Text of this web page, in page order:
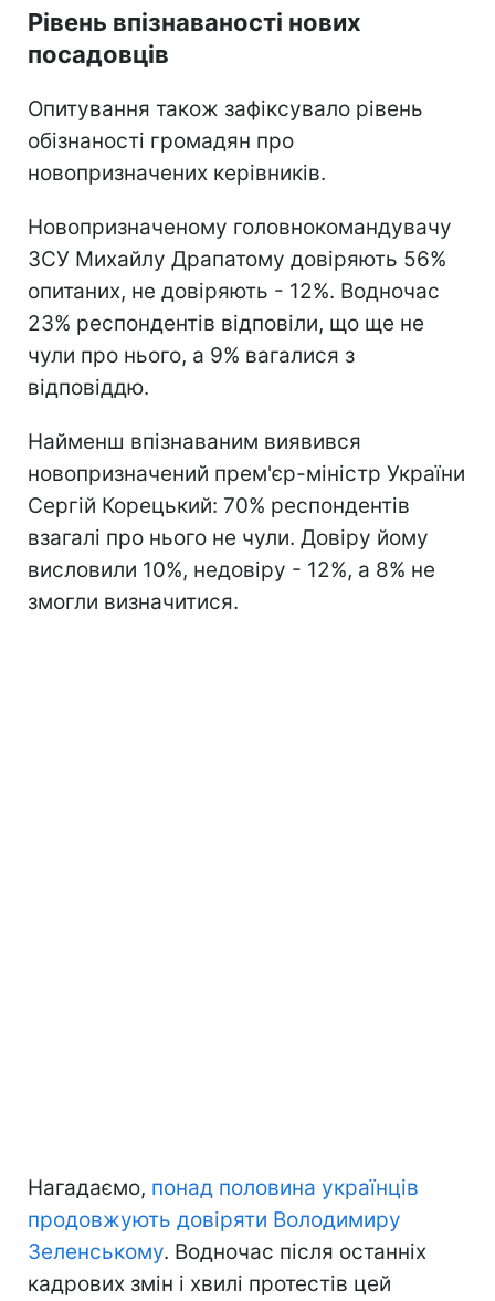
Рівень впізнаваності нових
посадовців
Опитування також зафіксувало рівень
обізнаності громадян про
новопризначених керівників.
Новопризначеному головнокомандувачу
ЗСУ Михайлу Драпатому довіряють 56%
опитаних, не довіряють - 12%. Водночас
23% респондентів відповіли, що ще не
чули про нього, а 9% вагалися з
відповіддю.
Найменш впізнаваним виявився
новопризначений прем'єр-міністр України
Сергій Корецький: 70% респондентів
взагалі про нього не чули. Довіру йому
висловили 10%, недовіру - 12%, а 8% не
змогли визначитися.
Нагадаємо, понад половина українців
продовжують довіряти Володимиру
Зеленському. Водночас після останніх
кадрових змін і хвилі протестів цей